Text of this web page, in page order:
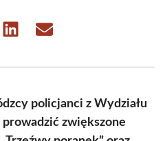
Share Share
policjanci z Wydziału
zwiększone